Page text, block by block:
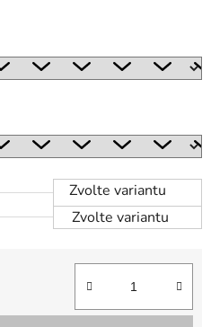
Zvolte variantu
Zvolte variantu